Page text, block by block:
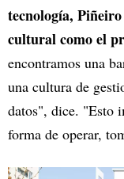
tecnología,
cultural como el
encontramos una
una cultura de
datos", dice. "Esto
forma de operar,